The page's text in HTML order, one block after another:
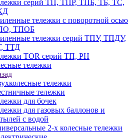
серий ТП, ТПР, ТПБ, ТБ, ТС,
тележки с поворотной осью
ТПОБ
тележки серий ТПУ, ТПДУ,
ТТД
TOR серий ТП, PH
тележки
тележки
тележки
для бочек
для газовых баллонов и
с водой
2-х колесные тележки